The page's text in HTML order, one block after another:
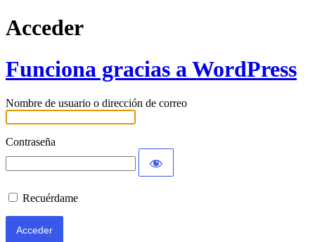
Acceder
Funciona gracias a WordPress
Nombre de usuario o dirección de correo
Contraseña
Recuérdame